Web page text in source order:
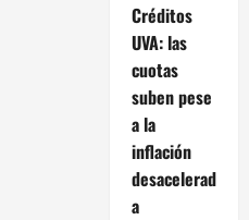
Créditos
UVA: las
cuotas
suben pese
a la
inflación
desacelerad
a